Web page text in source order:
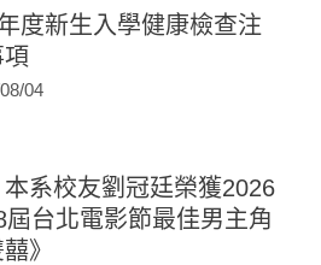
度新生入學健康檢查注
04
本系校友劉冠廷榮獲2026
屆台北電影節最佳男主角
》